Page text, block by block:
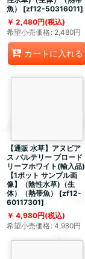
魚）
[zf12-50316011]
2,480円(税込)
希望小売価格: 2,480円
カートに入れる
【通販 水草】アヌビア
ス バルテリー ブロード
リーフホワイト(輸入品)
【1ポット サンプル画
像】（陰性水草)（生
体）（熱帯魚）
[zf12-
60117301]
4,980円(税込)
希望小売価格: 4,980円